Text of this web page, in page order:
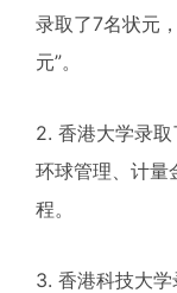
录取了7名状元
元”。
2. 香港大学录
环球管理、计量
程。
3. 香港科技大学